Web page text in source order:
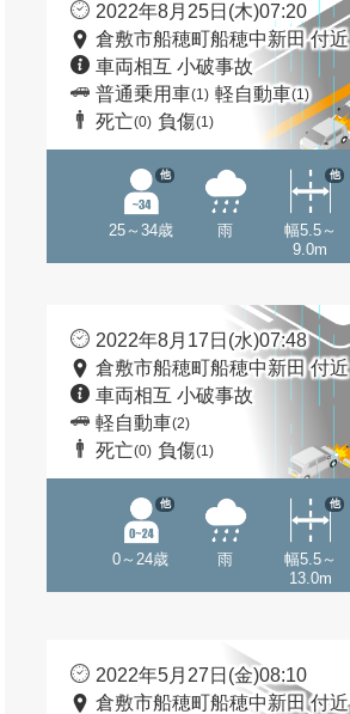
2022年8月25日(木)07:20
倉敷市船穂町船穂中新田 付近
車両相互 小破事故
普通乗用車(1) 軽自動車(1)
死亡(0) 負傷(1)
25～34歳
他
雨
幅5.5～
9.0m
他
2022年8月17日(水)07:48
倉敷市船穂町船穂中新田 付近
車両相互 小破事故
軽自動車(2)
死亡(0) 負傷(1)
0～24歳
他
雨
幅5.5～
13.0m
他
2022年5月27日(金)08:10
倉敷市船穂町船穂中新田 付近